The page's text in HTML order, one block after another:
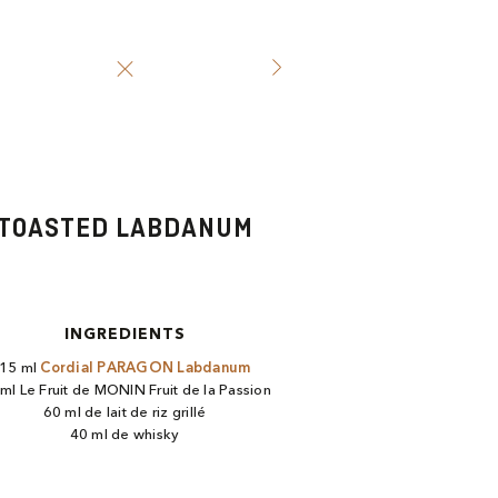
LABDANUM
INGREDIENTS
ml Cordial PARAGON Labdanum
Le Fruit de MONIN Fruit de la Passion
60 ml de lait de riz grillé
40 ml de whisky